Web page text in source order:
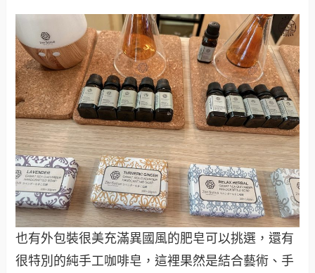
也有外包裝很美充滿異國風的肥皂可以挑選，還有
很特別的純手工咖啡皂，這裡果然是結合藝術、手